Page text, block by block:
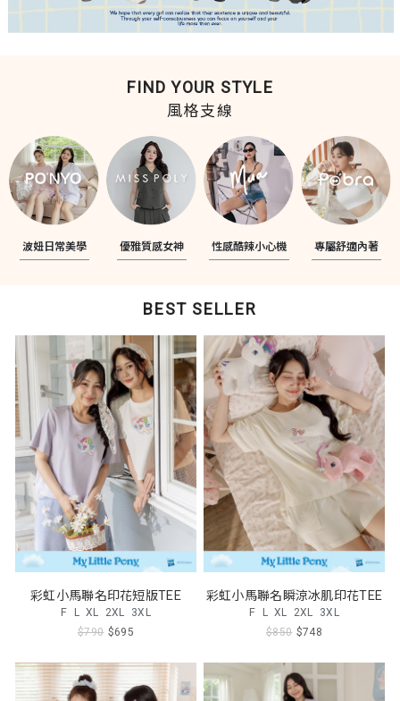
FIND YOUR STYLE
風格支線
波妞日常美學 優雅質感女神 性感酷辣小心機 專屬舒適內著
BEST SELLER
彩虹小馬聯名印花短版TEE
F L XL 2XL 3XL
$790 $695
彩虹小馬聯名瞬涼冰肌印花TEE
F L XL 2XL 3XL
$850 $748